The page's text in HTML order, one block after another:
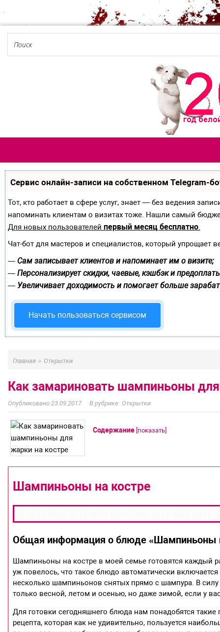
Сервис онлайн-записи на собственном Telegram-
Тот, кто работает в сфере услуг, знает — без ведения
напоминать клиентам о визитах тоже. Нашли самый
Для новых пользователей первый месяц бесплатно.
Чат-бот для мастеров и специалистов, который упрощает
— Сам записывает клиентов и напоминает им о визите;
— Персонализирует скидки, чаевые, кэшбэк и
— Увеличивает доходимость и помогает больше
Начать пользоваться сервисом
Главная » Открытки
Как замариновать шампиньоны
23.09.2017 Открытки
Содержание [показать]
Шампиньоны на костре
Общая информация о блюде «Шампиньоны
Шампиньоны на костре в моей семье готовятся каждый
уж повелось, что такое блюдо автоматически
несколько шампиньонов снятых прямо с шампура. В силу
только весной, летом и осенью, но даже зимой, если у
Для готовки сегодняшнего блюда нам понадобятся
рецепта, которая как не удивительно, пользуется